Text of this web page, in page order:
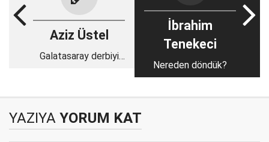
Aziz Üstel
Galatasaray derbiyi
İbrahim
Tenekeci
Nereden döndük?
YAZIYA YORUM KAT